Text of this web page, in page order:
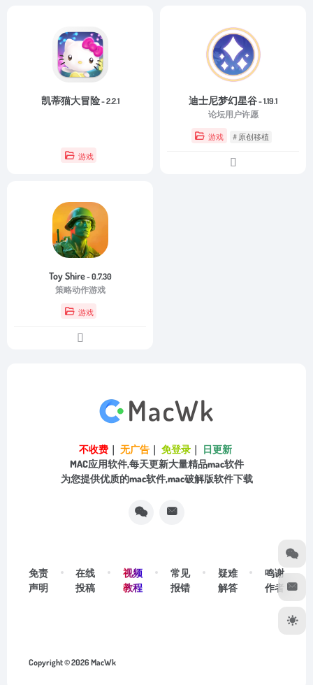
凯蒂猫大冒险- 2.2.1
游戏
迪士尼梦幻星谷- 1.19.1
论坛用户许愿
游戏 # 原创移植
Toy Shire- 0.7.30
策略动作游戏
游戏
不收费 ｜ 无广告 ｜ 免登录 ｜
日更新
MAC应用软件,每天更新大量精品mac软件
为您提供优质的mac软件,mac破解版软件下载
免责
声明
在线
投稿
视频
教程
常见
报错
疑难
解答
鸣谢
作者
Copyright © 2026MacWk